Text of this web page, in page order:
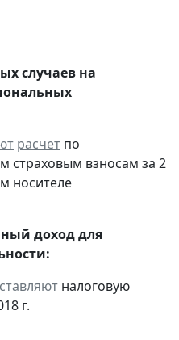
случаев на
расчет по
страховым взносам за 2
носителе
доход для
налоговую
г.